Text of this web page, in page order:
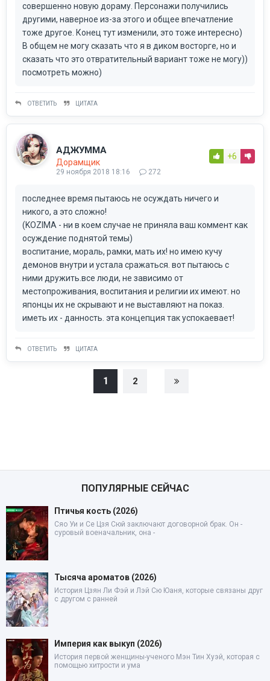
совершенно новую дораму. Персонажи получились
другими, наверное из-за этого и общее впечатление
тоже другое. Конец тут изменили, это тоже интересно)
В общем не могу сказать что я в диком восторге, но и
сказать что это отвратительный вариант тоже не могу))
посмотреть можно)
ОТВЕТИТЬ ЦИТАТА
АДЖУММА
Дорамщик
29 ноября 2018 18:16 272
+6
последнее время пытаюсь не осуждать ничего и
никого, а это сложно!
(KOZIMA - ни в коем случае не приняла ваш коммент как
осуждение поднятой темы)
воспитание, мораль, рамки, мать их! но имею кучу
демонов внутри и устала сражаться. вот пытаюсь с
ними дружить.все люди, не зависимо от
местопроживания, воспитания и религии их имеют. но
японцы их не скрывают и не выставляют на показ.
иметь их - данность. эта концепция так успокаевает!
ОТВЕТИТЬ ЦИТАТА
1 2
ПОПУЛЯРНЫЕ СЕЙЧАС
Птичья кость (2026)
Сяо Уи и Се Цзя Сюй заключают договорной брак. Он -
суровый военачальник, она -
Тысяча ароматов (2026)
История Цзян Ли Фэй и Лэй Сю Юаня, которые связаны друг
с другом с ранней
Империя как выкуп (2026)
История первой женщины-ученого Мэн Тин Хуэй, которая с
помощью хитрости и ума